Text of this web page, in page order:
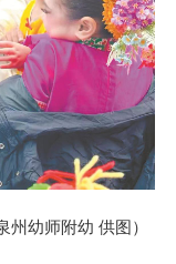
幼师附幼 供图）